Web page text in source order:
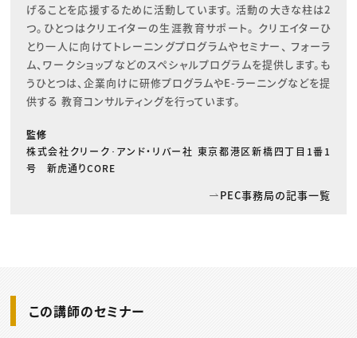
げることを応援するために活動しています。 活動の大きな柱は2
つ。ひとつはクリエイターの生涯教育サポート。 クリエイターひ
とり一人に向けてトレーニングプログラムやセミナー、 フォーラ
ム、ワークショップなどのスペシャルプログラムを提供します。も
うひとつは、企業向けに研修プログラムやE-ラーニングなどを提
供する 教育コンサルティングを行っています。
監修
株式会社クリーク･アンド・リバー社 東京都港区新橋四丁目1番1
号 新虎通りCORE
PEC事務局の記事一覧
この講師のセミナー